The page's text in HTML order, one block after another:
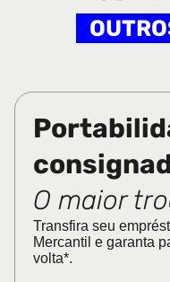
O maior
Transfira seu
Mercantil e garanta
volta*.